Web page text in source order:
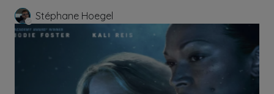
Stéphane Hoegel